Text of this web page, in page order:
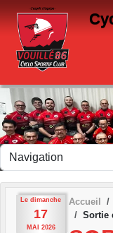
Le dimanche
17
MAI 2026
Accueil
Sortie
Panneau de gestion